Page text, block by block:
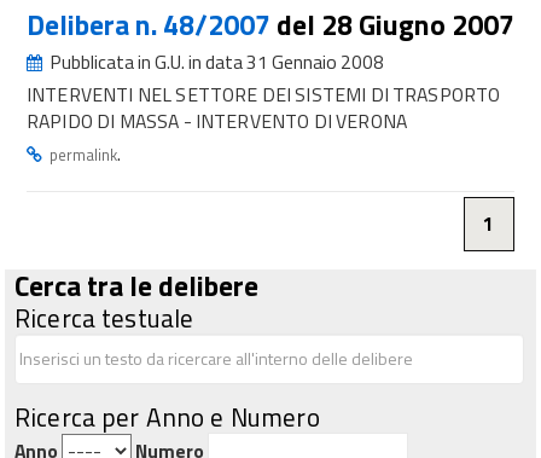
Delibera n. 48/2007 del 28 Giugno 2007
Pubblicata in G.U. in data 31 Gennaio 2008
INTERVENTI NEL SETTORE DEI SISTEMI DI TRASPORTO
RAPIDO DI MASSA - INTERVENTO DI VERONA
permalink.
1
Cerca tra le delibere
Ricerca testuale
Ricerca per Anno e Numero
Anno Numero